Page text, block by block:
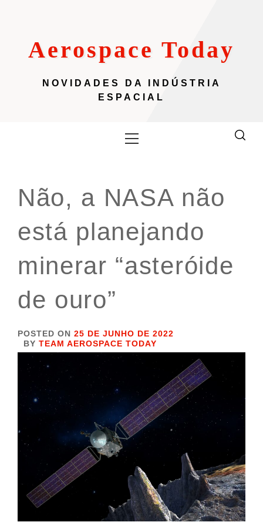
Aerospace Today
NOVIDADES DA INDÚSTRIA
ESPACIAL
Menu
Não, a NASA não
está planejando
minerar “asteróide
de ouro”
POSTED ON 25 DE JUNHO DE 2022
BY TEAM AEROSPACE TODAY